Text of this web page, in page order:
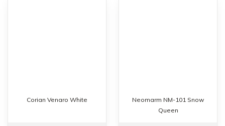
Corian Venaro White
Neomarm NM-101 Snow
Queen